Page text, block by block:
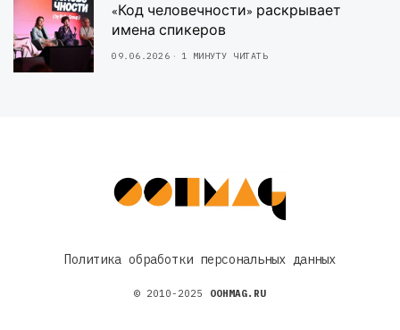
«Код человечности» раскрывает
имена спикеров
09.06.2026 1 МИНУТУ ЧИТАТЬ
Политика обработки персональных данных
© 2010-2025 OOHMAG.RU